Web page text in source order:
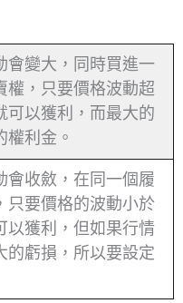
會變大，同時買進一
權，只要價格波動超
可以獲利，而最大的
利金。
會收斂，在同一個履
只要價格的波動小於
以獲利，但如果行情
的虧損，所以要設定